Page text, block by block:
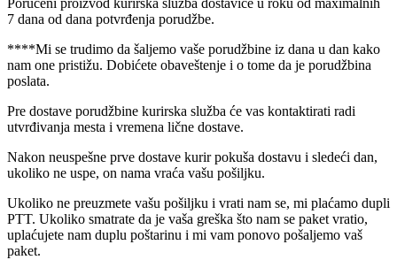
Poručeni proizvod kurirska služba dostaviće u roku od maximalnih
7 dana od dana potvrđenja porudžbe.
****Mi se trudimo da šaljemo vaše porudžbine iz dana u dan kako
nam one pristižu. Dobićete obaveštenje i o tome da je porudžbina
poslata.
Pre dostave porudžbine kurirska služba će vas kontaktirati radi
utvrđivanja mesta i vremena lične dostave.
Nakon neuspešne prve dostave kurir pokuša dostavu i sledeći dan,
ukoliko ne uspe, on nama vraća vašu pošiljku.
Ukoliko ne preuzmete vašu pošiljku i vrati nam se, mi plaćamo dupli
PTT. Ukoliko smatrate da je vaša greška što nam se paket vratio,
uplaćujete nam duplu poštarinu i mi vam ponovo pošaljemo vaš
paket.